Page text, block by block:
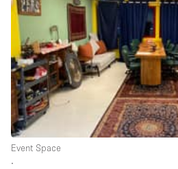
Restaurant / Bar / Cafe
Rooftop
Salon
Shop Share
Stall / Market Stall
Unique Space
Event Space
∙